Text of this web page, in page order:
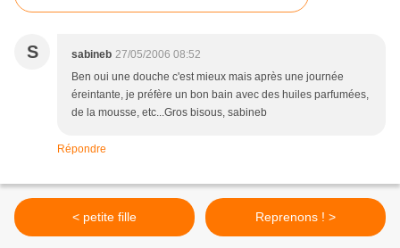
S sabineb 27/05/2006 08:52
Ben oui une douche c'est mieux mais après une journée
éreintante, je préfère un bon bain avec des huiles parfumées,
de la mousse, etc...Gros bisous, sabineb
Répondre
< petite fille Reprenons ! >